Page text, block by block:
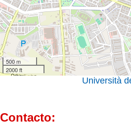
500 m
2000 ft
Università
Contacto: